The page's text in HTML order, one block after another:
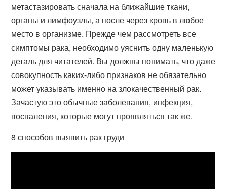
метастазировать сначала на ближайшие ткани,
органы и лимфоузлы, а после через кровь в любое
место в организме. Прежде чем рассмотреть все
симптомы рака, необходимо уяснить одну маленькую
деталь для читателей. Вы должны понимать, что даже
совокупность каких-либо признаков не обязательно
может указывать именно на злокачественный рак.
Зачастую это обычные заболевания, инфекция,
воспаления, которые могут проявляться так же.
8 способов выявить рак груди